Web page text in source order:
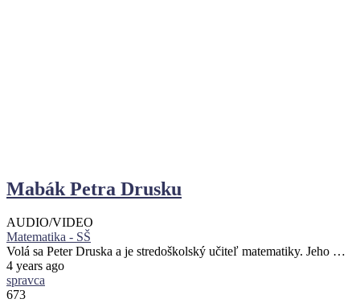
Mabák Petra Drusku
AUDIO/VIDEO
Matematika - SŠ
Volá sa Peter Druska a je stredoškolský učiteľ matematiky. Jeho …
4 years ago
spravca
673